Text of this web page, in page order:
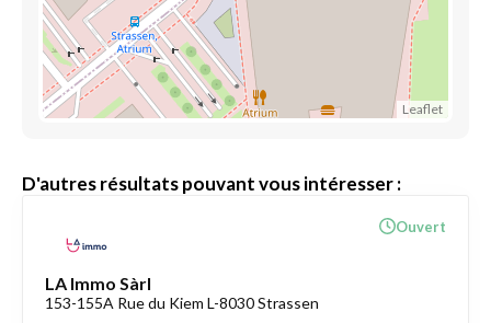
Leaflet
D'autres résultats pouvant vous intéresser :
LA Immo Sàrl
153-155A Rue du Kiem L-8030 Strassen
Ouvert